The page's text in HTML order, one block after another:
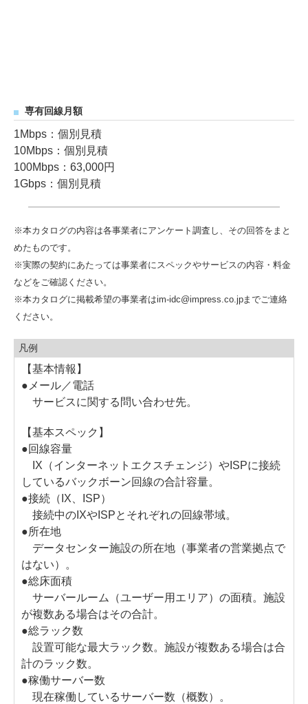
専有回線月額
1Mbps：個別見積
10Mbps：個別見積
100Mbps：63,000円
1Gbps：個別見積
※本カタログの内容は各事業者にアンケート調査し、その回答をまと
めたものです。
※実際の契約にあたっては事業者にスペックやサービスの内容・料金
などをご確認ください。
※本カタログに掲載希望の事業者はim-idc@impress.co.jpまでご連絡
ください。
凡例
【基本情報】
●メール／電話
サービスに関する問い合わせ先。
【基本スペック】
●回線容量
IX（インターネットエクスチェンジ）やISPに接続
しているバックボーン回線の合計容量。
●接続（IX、ISP）
接続中のIXやISPとそれぞれの回線帯域。
●所在地
データセンター施設の所在地（事業者の営業拠点で
はない）。
●総床面積
サーバールーム（ユーザー用エリア）の面積。施設
が複数ある場合はその合計。
●総ラック数
設置可能な最大ラック数。施設が複数ある場合は合
計のラック数。
●稼働サーバー数
現在稼働しているサーバー数（概数）。